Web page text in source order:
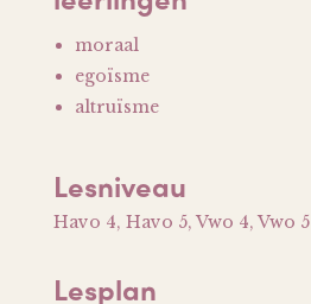
moraal
egoïsme
altruïsme
Lesniveau
Havo 4, Havo 5, Vwo 4, Vwo 5
Lesplan